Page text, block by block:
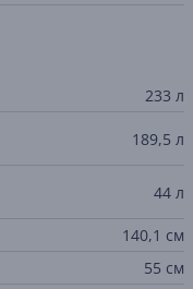
233 л
189,5 л
44 л
140,1 см
55 см